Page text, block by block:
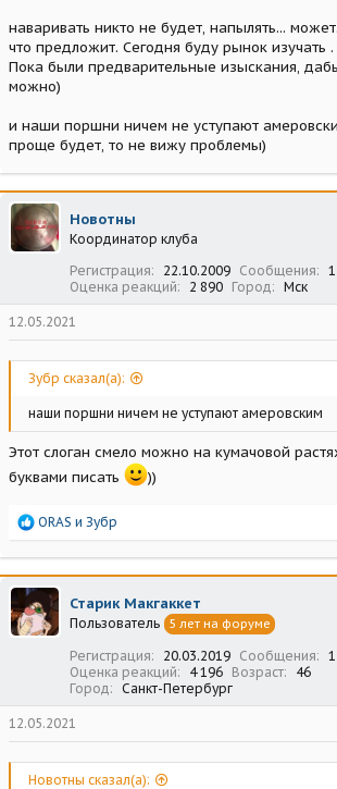
наваривать никто не будет, напылять...
что предложит. Сегодня буду рынок изучать .
Пока были предварительные изыскания,
можно)
и наши поршни ничем не уступают
проще будет, то не вижу проблемы)
Новотны
Координатор клуба
Регистрация
22.10.2009 Сообщения
Оценка реакций
2 890 Город Мск
12.05.2021
Зубр сказал(а):
наши поршни ничем не уступают амеровским
Этот слоган смело можно на кумачовой
буквами писать
))
Р
а
к
ц
и
и
ORAS и Зубр
Старик Макгаккет
Пользователь 5 лет на форуме
Регистрация 20.03.2019 Сообщения
Оценка реакций
4 196 Возраст
46
Город
Санкт-Петербург
12.05.2021
Новотны сказал(а):